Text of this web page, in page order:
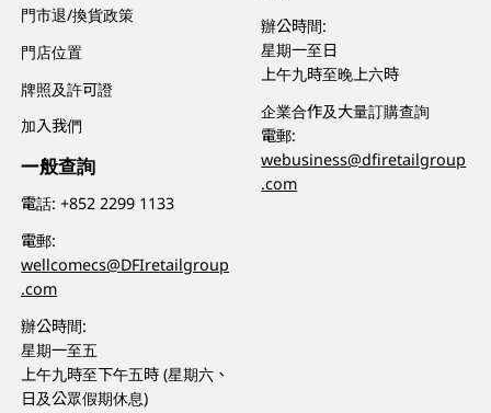
門市退/換貨政策
門店位置
牌照及許可證
加入我們
一般查詢
電話:+852 2299 1133
電郵:
wellcomecs@DFIretailgroup
.com
辦公時間:
星期一至五
上午九時至下午五時 (星期六、
日及公眾假期休息)
辦公時間:
星期一至日
上午九時至晚上六時
企業合作及大量訂購查詢
電郵:
webusiness@dfiretailgroup
.com